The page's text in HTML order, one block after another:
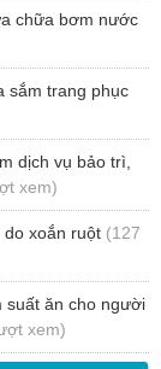
chữa bơm nước
sắm trang phục
dịch vụ bảo trì,
xem)
xoắn ruột (127
suất ăn cho người
xem)